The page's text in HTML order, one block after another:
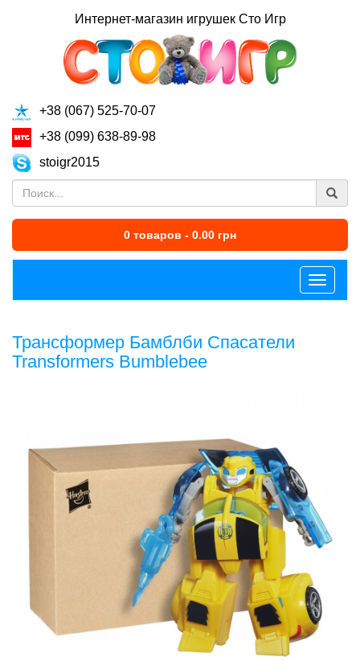
Интернет-магазин игрушек Сто Игр
+38 (067) 525-70-07
+38 (099) 638-89-98
stoigr2015
0 товаров - 0.00 грн
Меню
Трансформер Бамблби Спасатели
Transformers Bumblebee